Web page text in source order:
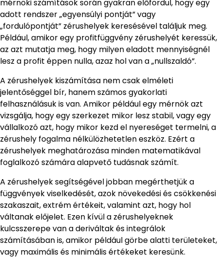
mérnöki számítások során gyakran előfordul, hogy egy
adott rendszer „egyensúlyi pontját” vagy
„fordulópontját” zérushelyek keresésével találjuk meg.
Például, amikor egy profitfüggvény zérushelyét keressük,
az azt mutatja meg, hogy milyen eladott mennyiségnél
lesz a profit éppen nulla, azaz hol van a „nullszaldó”.
A zérushelyek kiszámítása nem csak elméleti
jelentőséggel bír, hanem számos gyakorlati
felhasználásuk is van. Amikor például egy mérnök azt
vizsgálja, hogy egy szerkezet mikor lesz stabil, vagy egy
vállalkozó azt, hogy mikor kezd el nyereséget termelni, a
zérushely fogalma nélkülözhetetlen eszköz. Ezért a
zérushelyek meghatározása minden matematikával
foglalkozó számára alapvető tudásnak számít.
A zérushelyek segítségével jobban megérthetjük a
függvények viselkedését, azok növekedési és csökkenési
szakaszait, extrém értékeit, valamint azt, hogy hol
váltanak előjelet. Ezen kívül a zérushelyeknek
kulcsszerepe van a deriváltak és integrálok
számításában is, amikor például görbe alatti területeket,
vagy maximális és minimális értékeket keresünk.